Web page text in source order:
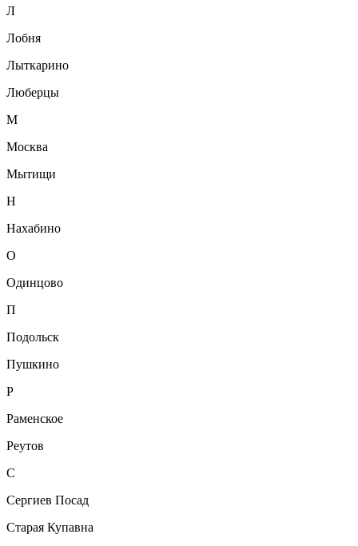
Л
Лобня
Лыткарино
Люберцы
М
Москва
Мытищи
Н
Нахабино
О
Одинцово
П
Подольск
Пушкино
Р
Раменское
Реутов
С
Сергиев Посад
Старая Купавна